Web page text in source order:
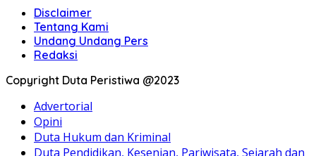
Disclaimer
Tentang Kami
Undang Undang Pers
Redaksi
Copyright Duta Peristiwa @2023
Advertorial
Opini
Duta Hukum dan Kriminal
Duta Pendidikan, Kesenian, Pariwisata, Sejarah dan